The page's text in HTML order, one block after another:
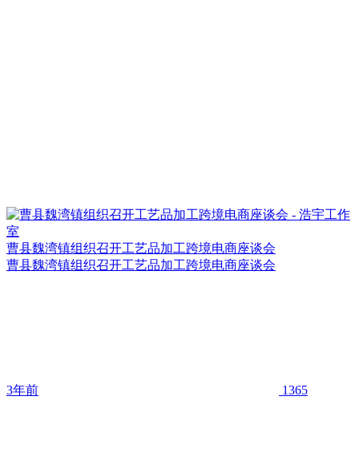
曹县魏湾镇组织召开工艺品加工跨境电商座谈会
曹县魏湾镇组织召开工艺品加工跨境电商座谈会
3年前 1365